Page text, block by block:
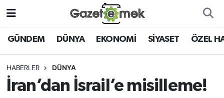
GÜNDEM DÜNYA EKONOMİ SİYASET ÖZEL
HABERLER DÜNYA
İran’dan İsrail’e misilleme!
DÜNYA
EKONOMİ
EMEK HABERLERİ
Nöbetçi Eczaneler
Hava Durumu
İstanbul Namaz Vakitleri